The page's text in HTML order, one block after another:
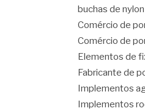
buchas de nylon
Comércio de
Comércio de
Elementos de
Fabricante de
Implementos
Implementos